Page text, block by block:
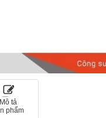
Mô tả
phẩm